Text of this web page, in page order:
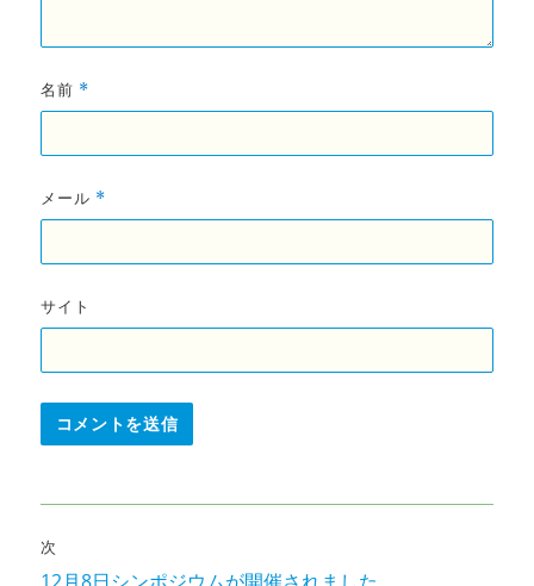
名前 *
メール *
サイト
稿
次